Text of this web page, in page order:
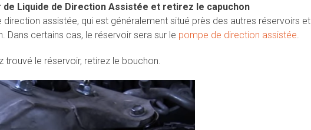
Liquide de Direction Assistée et retirez le capuchon
direction assistée, qui est généralement situé près des autres réservoirs et
Dans certains cas, le réservoir sera sur le pompe de direction assistée
trouvé le réservoir, retirez le bouchon.